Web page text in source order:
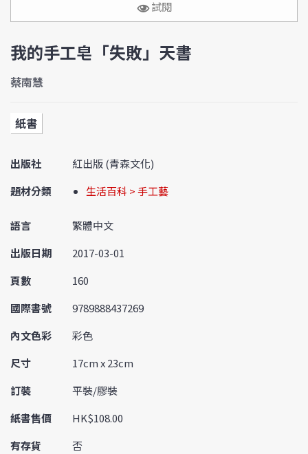
試閱
我的手工皂「失敗」天書
蔡南慧
紙書
出版社
紅出版 (青森文化)
題材分類
生活百科 > 手工藝
語言
繁體中文
出版日期
2017-03-01
頁數
160
國際書號
9789888437269
內文色彩
彩色
尺寸
17cm x 23cm
訂裝
平裝/膠裝
紙書售價
HK$108.00
有存貨
否